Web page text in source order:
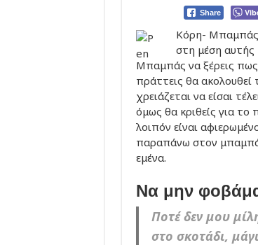
Share
Κόρη- Μπαμπάς,
στη μέση αυτής
Μπαμπάς να ξέρεις πως
πράττεις θα
χρειάζεται να είσαι
όμως θα κριθείς για
λοιπόν είναι
παραπάνω στον
εμένα.
Να μην
Ποτέ δεν μου
στο σκοτάδι,